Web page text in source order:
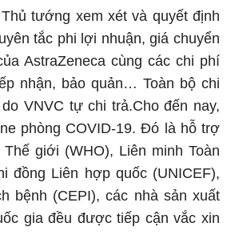
tướng xem xét và quyết định
tắc phi lợi nhuận, giá chuyển
AstraZeneca cùng các chi phí
nhận, bảo quản… Toàn bộ chi
VNVC tự chi trả.Cho đến nay,
phòng COVID-19. Đó là hỗ trợ
giới (WHO), Liên minh Toàn
đồng Liên hợp quốc (UNICEF),
bệnh (CEPI), các nhà sản xuất
gia đều được tiếp cận vắc xin